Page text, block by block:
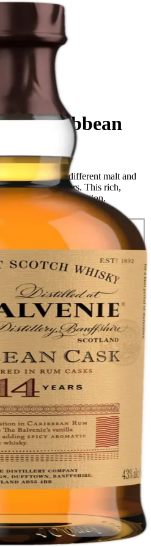
Caribbean
blend of many different malt and
for at least 14 years. This rich,
substance and tradition.
·Bebé responsablemente.